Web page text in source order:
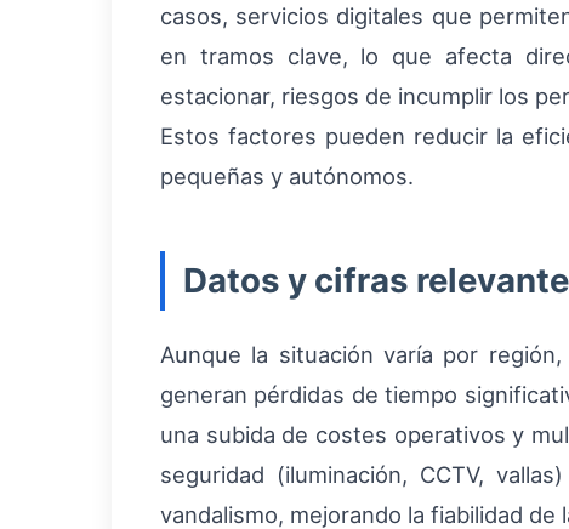
casos, servicios digitales que
en tramos clave, lo que afecta
estacionar, riesgos de incumplir los
Estos factores pueden reducir la
pequeñas y autónomos.
Datos y cifras
Aunque la situación varía por
generan pérdidas de tiempo
una subida de costes operativos y
seguridad (iluminación, CCTV,
vandalismo, mejorando la fiabilidad de